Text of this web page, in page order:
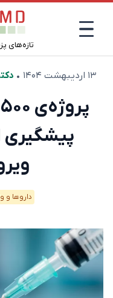
تازه‌های
۱۳ اردیبهشت ۱۴۰۴ •
پیشگیری
دارو‌ها و